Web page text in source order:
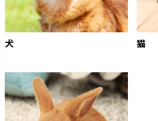
犬 猫